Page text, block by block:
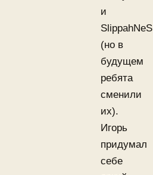
и
(но в
будущем
ребята
сменили
их).
Игорь
придумал
себе